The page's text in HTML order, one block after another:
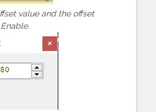
value and the offset